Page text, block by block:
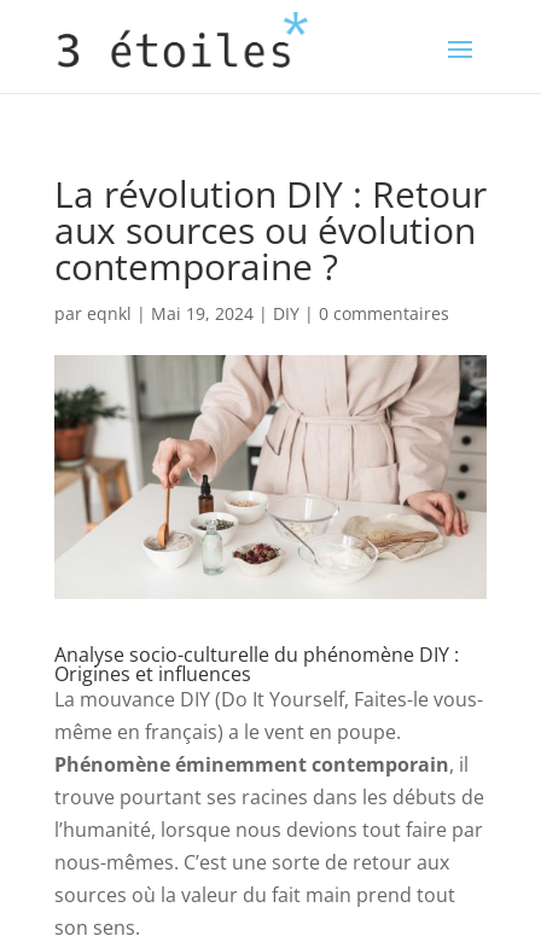
La révolution DIY : Retour
aux sources ou évolution
contemporaine ?
par eqnkl | Mai 19, 2024| DIY| 0 commentaires
Analyse socio-culturelle du phénomène DIY :
Origines et influences
La mouvance DIY (Do It Yourself, Faites-le vous-
même en français) a le vent en poupe.
Phénomène éminemment contemporain, il
trouve pourtant ses racines dans les débuts de
l’humanité, lorsque nous devions tout faire par
nous-mêmes. C’est une sorte de retour aux
sources où la valeur du fait main prend tout
son sens.